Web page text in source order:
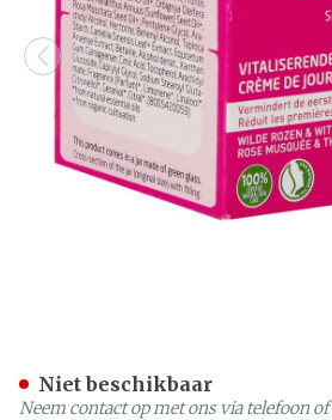
Niet beschikbaar
Neem contact op met ons via telefoon